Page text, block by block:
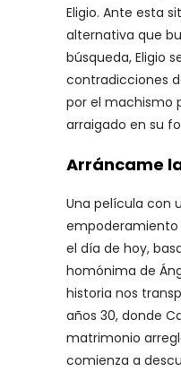
Eligio. Ante esta
alternativa que
búsqueda, Eligio
contradicciones
por el machismo
arraigado en su
Arráncame
Una película con
empoderamiento
el día de hoy,
homónima de
historia nos
años 30, donde
matrimonio
comienza a